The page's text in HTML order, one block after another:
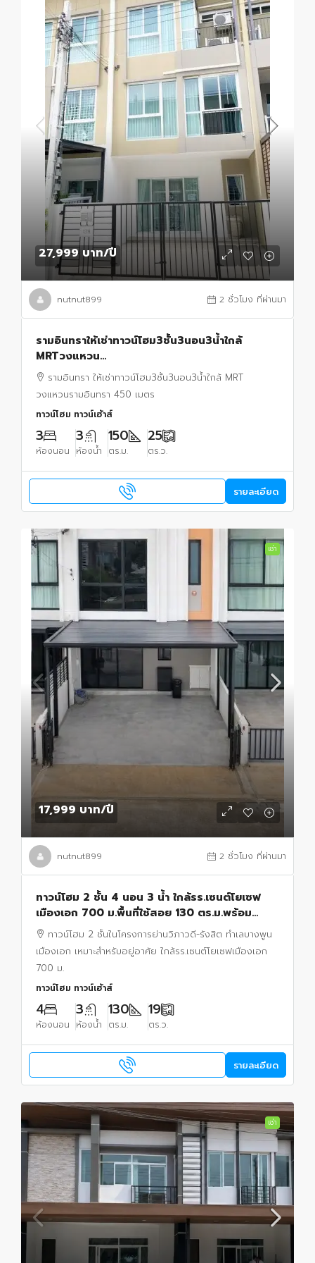
27,999 บาท/ปี
nutnut899 2 ชั่วโมง ที่ผ่านมา
รามอินทราให้เช่าทาวน์โฮม3ชั้น3นอน3น้ำใกล้
MRTวงแหวน
รามอินทรา450ม.25ตร.ว.150ตร.ม.เฟอร์ครบ โต๊ะกิน
ข้าว โซฟา เตียงนอน แอร์4 พร้อมเข้าอยู่
รามอินทรา ให้เช่าทาวน์โฮม3ชั้น3นอน3น้ำใกล้ MRT
วงแหวนรามอินทรา 450 เมตร
ทาวน์โฮม ทาวน์เฮ้าส์
3
ห้องนอน
3
ห้องน้ำ
150
ตร.ม.
25
ตร.ว.
รายละเอียด
เช่า
17,999 บาท/ปี
nutnut899 2 ชั่วโมง ที่ผ่านมา
ทาวน์โฮม 2 ชั้น 4 นอน 3 น้ำ ใกล้รร.เซนต์โยเซฟ
เมืองเอก 700 ม.พื้นที่ใช้สอย 130 ตร.ม.พร้อม
เฟอร์ฯ Built in ทำเลบางพูน เมืองเอก เหมาะอยู่
อาศัย
ทาวน์โฮม 2 ชั้นในโครงการย่านวิภาวดี-รังสิต ทำเลบางพูน
เมืองเอก เหมาะสำหรับอยู่อาศัย ใกล้รร.เซนต์โยเซฟเมืองเอก
700 ม.
ทาวน์โฮม ทาวน์เฮ้าส์
4
ห้องนอน
3
ห้องน้ำ
130
ตร.ม.
19
ตร.ว.
รายละเอียด
เช่า